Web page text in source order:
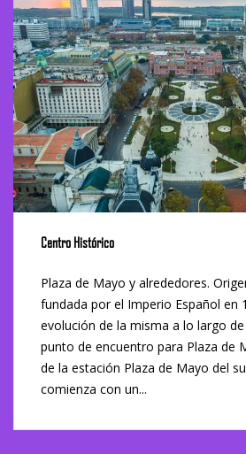
Centro Histórico
Plaza de Mayo y alrededores.
fundada por el Imperio Español en
evolución de la misma a lo largo
punto de encuentro para Plaza de
de la estación Plaza de Mayo del
comienza con un...